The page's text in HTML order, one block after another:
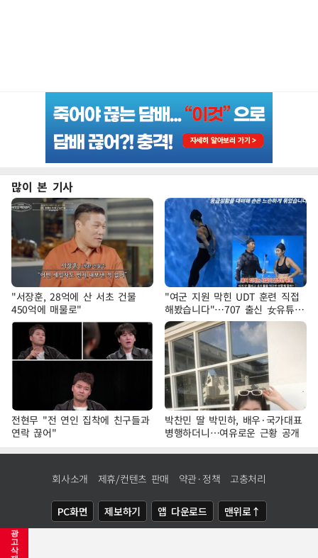
광
고
삭
많이 본 기사
"서장훈, 28억에 산 서초 건물
450억에 매물로"
"여군 지원 막힌 UDT 훈련 직접
해봤습니다"…707 출신 女유튜버
'완벽 소화'
전현무 "전 연인 집착에 친구들과
연락 끊어"
박찬민 딸 박민하, 배우·국가대표
병행하더니…여유로운 근황 공개
회사소개 제휴/컨텐츠 판매 약관·정책 고충처리
PC화면 제보하기 앱 다운로드 맨위로↑